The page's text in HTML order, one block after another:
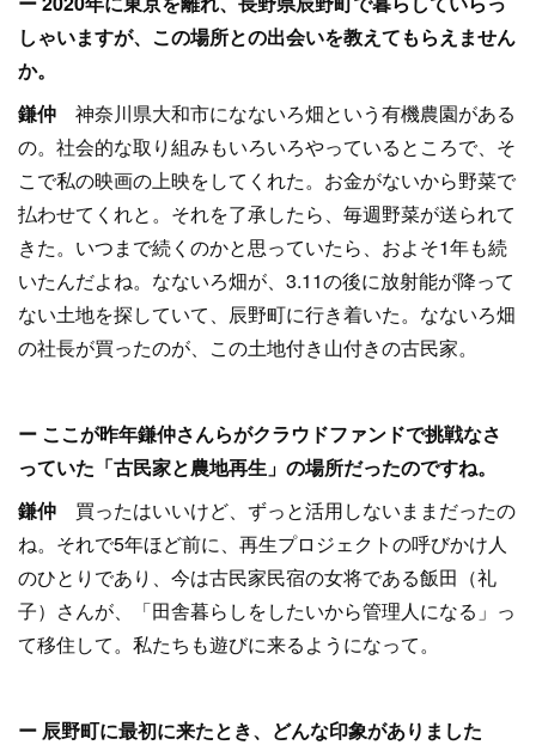
しゃいますが、この場所との出会いを教えてもらえません
か。
鎌仲 神奈川県大和市になないろ畑という有機農園がある
の。社会的な取り組みもいろいろやっているところで、そ
こで私の映画の上映をしてくれた。お金がないから野菜で
払わせてくれと。それを了承したら、毎週野菜が送られて
きた。いつまで続くのかと思っていたら、およそ1年も続
いたんだよね。なないろ畑が、3.11の後に放射能が降って
ない土地を探していて、辰野町に行き着いた。なないろ畑
の社長が買ったのが、この土地付き山付きの古民家。
ー ここが昨年鎌仲さんらがクラウドファンドで挑戦なさ
っていた「古民家と農地再生」の場所だったのですね。
鎌仲 買ったはいいけど、ずっと活用しないままだったの
ね。それで5年ほど前に、再生プロジェクトの呼びかけ人
のひとりであり、今は古民家民宿の女将である飯田（礼
子）さんが、「田舎暮らしをしたいから管理人になる」っ
て移住して。私たちも遊びに来るようになって。
ー 辰野町に最初に来たとき、どんな印象がありました